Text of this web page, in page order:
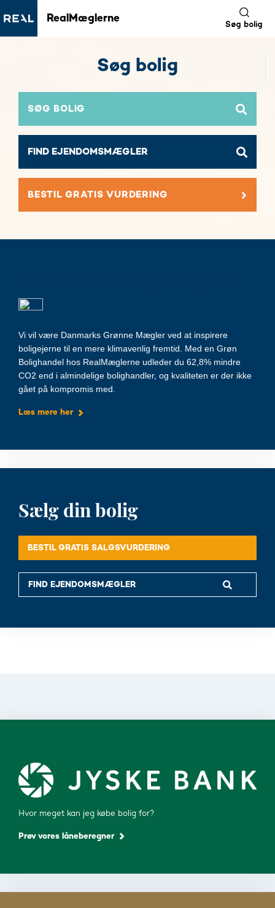
RealMæglerne
Søg bolig
Søg bolig
SØG BOLIG
BESTIL GRATIS VURDERING
Vi vil være Danmarks Grønne Mægler ved at inspirere
boligejerne til en mere klimavenlig fremtid. Med en Grøn
Bolighandel hos RealMæglerne udleder du 62,8% mindre
CO2 end i almindelige bolighandler, og kvaliteten er der ikke
gået på kompromis med.
Læs mere her
Sælg din bolig
BESTIL GRATIS SALGSVURDERING
Hvor meget kan jeg købe bolig for?
Prøv vores låneberegner